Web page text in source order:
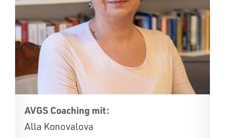
AVGS Coaching mit:
Alla Konovalova